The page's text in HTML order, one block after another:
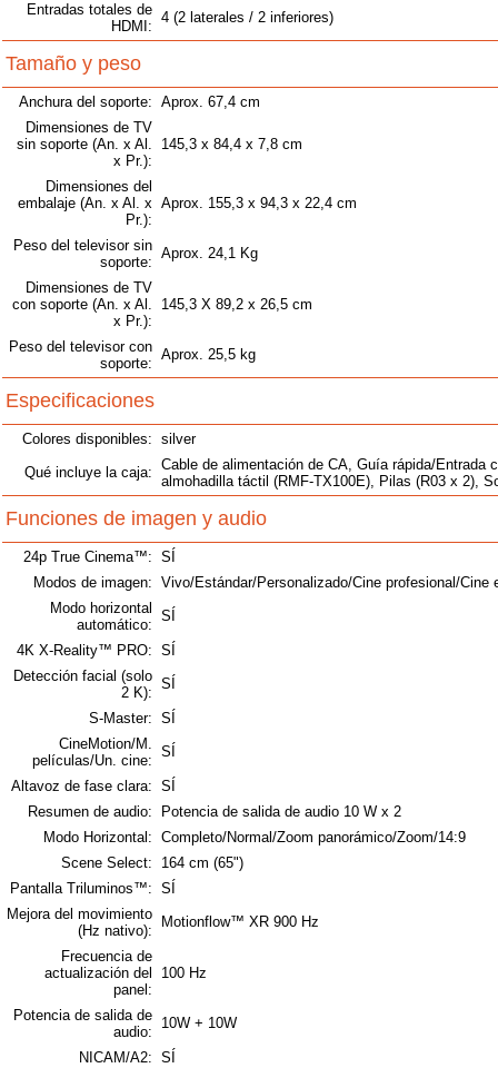
Entradas totales de
HDMI:
4 (2 laterales / 2 inferiores)
Tamaño y peso
Anchura del soporte: Aprox. 67,4 cm
Dimensiones de TV
sin soporte (An. x Al.
x Pr.):
145,3 x 84,4 x 7,8 cm
Dimensiones del
embalaje (An. x Al. x
Pr.):
Aprox. 155,3 x 94,3 x 22,4 cm
Peso del televisor sin
soporte:
Aprox. 24,1 Kg
Dimensiones de TV
con soporte (An. x Al.
x Pr.):
145,3 X 89,2 x 26,5 cm
Peso del televisor con
soporte:
Aprox. 25,5 kg
Especificaciones
Colores disponibles: silver
Qué incluye la caja: Cable de alimentación de CA, Guía rápida/Entrada
almohadilla táctil (RMF-TX100E), Pilas (R03 x 2),
Funciones de imagen y audio
24p True Cinema™: SÍ
Modos de imagen: Vivo/Estándar/Personalizado/Cine profesional/
Modo horizontal
automático:
SÍ
4K X-Reality™ PRO: SÍ
Detección facial (solo
2 K):
SÍ
S-Master: SÍ
CineMotion/M.
películas/Un. cine:
SÍ
Altavoz de fase clara: SÍ
Resumen de audio:
Potencia de salida de audio 10 W x 2
Modo Horizontal: Completo/Normal/Zoom panorámico/Zoom/14:9
Scene Select:
164 cm (65")
Pantalla Triluminos™: SÍ
Mejora del movimiento
(Hz nativo):
Motionflow™ XR 900 Hz
Frecuencia de
actualización del
panel:
100 Hz
Potencia de salida de
audio:
10W + 10W
NICAM/A2: SÍ